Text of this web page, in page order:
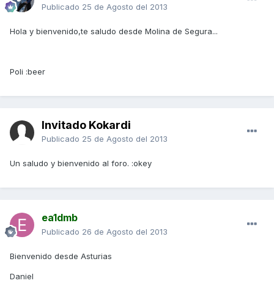
Publicado 25 de Agosto del 2013
Hola y bienvenido,te saludo desde Molina de Segura...
Poli :beer
Invitado Kokardi
Publicado 25 de Agosto del 2013
Un saludo y bienvenido al foro. :okey
ea1dmb
Publicado 26 de Agosto del 2013
Bienvenido desde Asturias
Daniel